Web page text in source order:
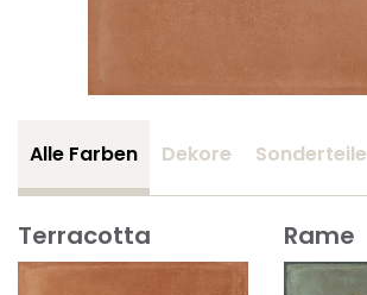
Alle Farben Dekore Sonderteile
Terracotta Rame